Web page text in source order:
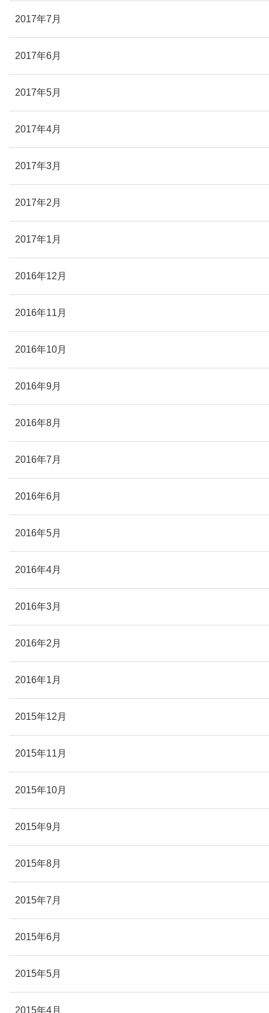
2017年7月
2017年6月
2017年5月
2017年4月
2017年3月
2017年2月
2017年1月
2016年12月
2016年11月
2016年10月
2016年9月
2016年8月
2016年7月
2016年6月
2016年5月
2016年4月
2016年3月
2016年2月
2016年1月
2015年12月
2015年11月
2015年10月
2015年9月
2015年8月
2015年7月
2015年6月
2015年5月
2015年4月